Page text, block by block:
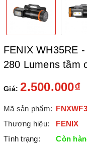
FENIX WH35RE
280 Lumens tầm
Giá: 2.500.000₫
Mã sản phẩm:
Thương hiệu:
FENIX
Tình trạng:
Còn